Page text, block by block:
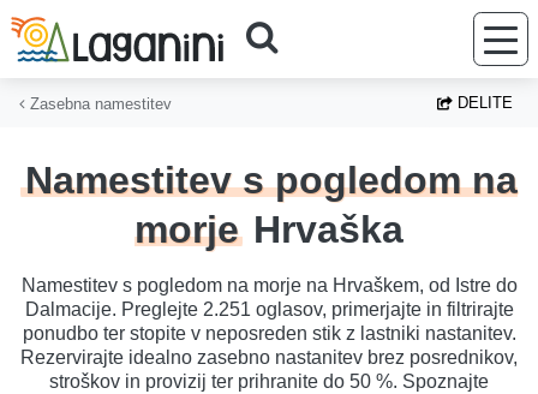
Preskoči na glavno vsebino
Zasebna namestitev DELITE
Namestitev s pogledom na
morje Hrvaška
Namestitev s pogledom na morje na Hrvaškem, od Istre do
Dalmacije. Preglejte 2.251 oglasov, primerjajte in filtrirajte
ponudbo ter stopite v neposreden stik z lastniki nastanitev.
Rezervirajte idealno zasebno nastanitev brez posrednikov,
stroškov in provizij ter prihranite do 50 %. Spoznajte